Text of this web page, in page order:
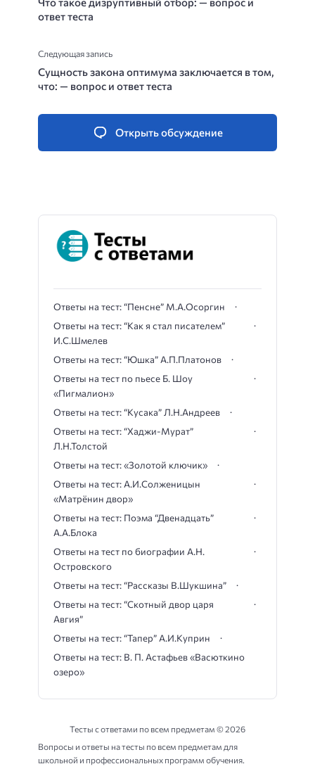
ответ теста
Следующая запись
Сущность закона оптимума заключается в том,
что: — вопрос и ответ теста
Открыть обсуждение
Ответы на тест: “Пенсне” М.А.Осоргин
Ответы на тест: “Как я стал писателем”
И.С.Шмелев
Ответы на тест: “Юшка” А.П.Платонов
Ответы на тест по пьесе Б. Шоу
«Пигмалион»
Ответы на тест: “Кусака” Л.Н.Андреев
Ответы на тест: “Хаджи-Мурат”
Л.Н.Толстой
Ответы на тест: «Золотой ключик»
Ответы на тест: А.И.Солженицын
«Матрёнин двор»
Ответы на тест: Поэма “Двенадцать”
А.А.Блока
Ответы на тест по биографии А.Н.
Островского
Ответы на тест: “Рассказы В.Шукшина”
Ответы на тест: “Скотный двор царя
Авгия”
Ответы на тест: “Тапер” А.И.Куприн
Ответы на тест: В. П. Астафьев «Васюткино
озеро»
Тесты с ответами по всем предметам ©2026
Вопросы и ответы на тесты по всем предметам для
школьной и профессиональных программ обучения.